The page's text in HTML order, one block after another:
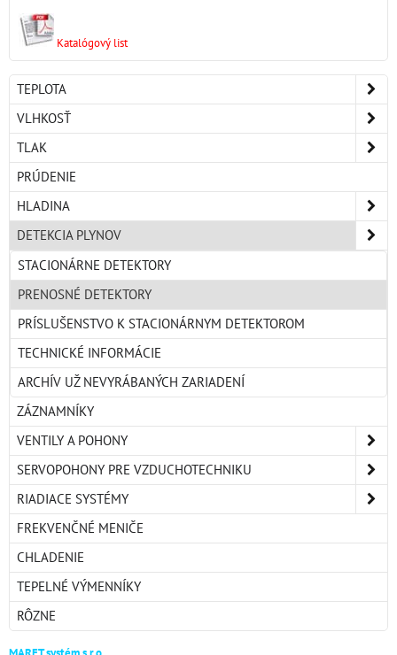
Katalógový list
TEPLOTA
VLHKOSŤ
TLAK
PRÚDENIE
HLADINA
DETEKCIA PLYNOV
STACIONÁRNE DETEKTORY
PRENOSNÉ DETEKTORY
PRÍSLUŠENSTVO K STACIONÁRNYM DETEKTOROM
TECHNICKÉ INFORMÁCIE
ARCHÍV UŽ NEVYRÁBANÝCH ZARIADENÍ
ZÁZNAMNÍKY
VENTILY A POHONY
SERVOPOHONY PRE VZDUCHOTECHNIKU
RIADIACE SYSTÉMY
FREKVENČNÉ MENIČE
CHLADENIE
TEPELNÉ VÝMENNÍKY
RÔZNE